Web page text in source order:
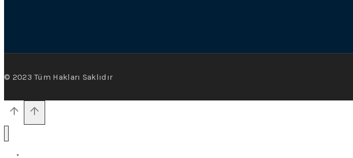
© 2023 Tüm Hakları Saklıdır